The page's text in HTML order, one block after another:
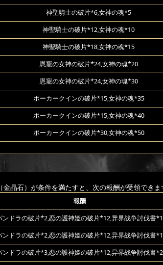
神聖騎士の破片*6,女神の魂*5
神聖騎士の破片*12,女神の魂*10
神聖騎士の破片*18,女神の魂*15
恩寵の女神の破片*24,女神の魂*20
恩寵の女神の破片*24,女神の魂*30
ポーカークインの破片*15,女神の魂*35
ポーカークインの破片*15,女神の魂*40
ポーカークインの破片*30,女神の魂*50
晶石）が条件を満たすと、次の報酬が受領できま
報酬
ンドラの破片*2,恋の護神姫の破片*12,异界战争討伐書*1
ンドラの破片*2,恋の護神姫の破片*12,异界战争討伐書*1
ンドラの破片*3,恋の護神姫の破片*12,异界战争討伐書*2